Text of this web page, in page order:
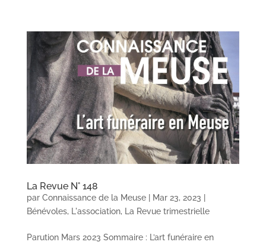
La Revue N° 148
par Connaissance de la Meuse| Mar 23, 2023
Bénévoles, L'association, La Revue trimestrielle
Parution Mars 2023 Sommaire : L’art funéraire en